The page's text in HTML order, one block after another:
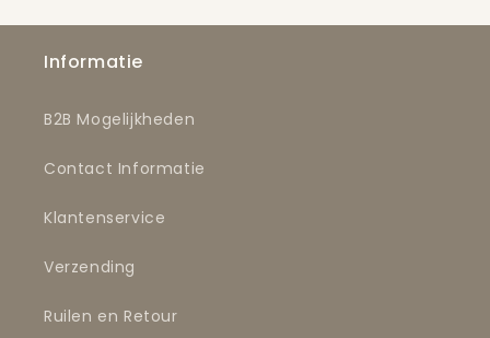
Informatie
B2B Mogelijkheden
Contact Informatie
Klantenservice
Verzending
Ruilen en Retour